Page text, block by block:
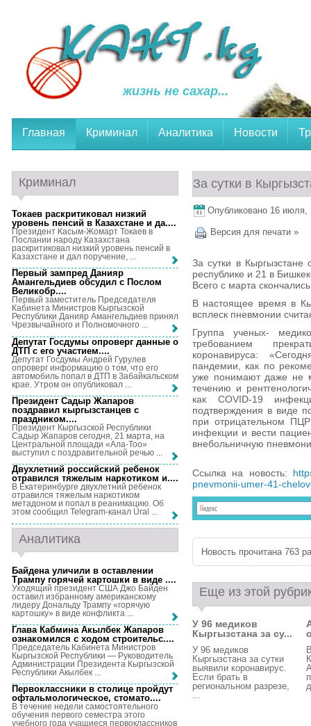
жизнь не сахар...
Главная Криминал Аналитика Новости
За сутки в
Опубликовано 16 июля,
Версия для печати »
За сутки в
республике и 21 в
Всего с марта
В настоящее время в
всплеск пневмонии
Группа ученых-
требованием
коронавируса:
пандемии, как по
уже понимают даже не
течению и
как СOVID-19
подтверждения в виде
при отрицательном
инфекции и вести
внебольничную
Ссылка на новость:
pnevmonii-umer-41-
Новость прочитана 763
Еще из этой
У 96 медиков
Кыргызстана за су...
У 96 медиков
Кыргызстана за сутки
выявили коронавирус.
Если брать в
региональном разрезе,
...
Криминал
Токаев раскритиковал низкий
уровень пенсий в Казахстане и да....
Президент Касым-Жомарт Токаев в
Послании народу Казахстана
раскритиковал низкий уровень пенсий в
Казахстане и дал поручение, ...
Первый зампред Данияр
Амангельдиев обсудил с Послом
Великобр....
Первый заместитель Председателя
Кабинета Министров Кыргызской
Республики Данияр Амангельдиев принял
Чрезвычайного и Полномочного ...
Депутат Госдумы опроверг данные о
ДТП с его участием....
Депутат Госдумы Андрей Гурулев
опроверг информацию о том, что его
автомобиль попал в ДТП в Забайкальском
крае. Утром он опубликовал ...
Президент Садыр Жапаров
поздравил кыргызстанцев с
праздником....
Президент Кыргызской Республики
Садыр Жапаров сегодня, 21 марта, на
Центральной площади «Ала-Тоо»
выступил с поздравительной речью ...
Двухлетний российский ребенок
отравился тяжелым наркотиком и....
В Екатеринбурге двухлетний ребенок
отравился тяжелым наркотиком
метадоном и попал в реанимацию. Об
этом сообщил Telegram-канал Ural ...
Аналитика
Байдена уличили в оставлении
Трампу горячей картошки в виде ....
Уходящий президент США Джо Байден
оставил избранному американскому
лидеру Дональду Трампу «горячую
картошку» в виде конфликта ...
Глава Кабмина Акылбек Жапаров
ознакомился с ходом строительс....
Председатель Кабинета Министров
Кыргызской Республики — Руководитель
Администрации Президента Кыргызской
Республики Акылбек ...
Первоклассники в столице пройдут
офтальмологическое, стомато....
В течение недели самостоятельного
обучения первого семестра этого
учебного года учащиеся первоклассников